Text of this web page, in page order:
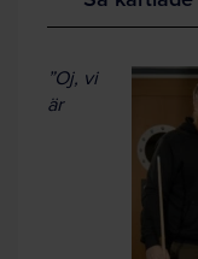
”Oj, vi
är